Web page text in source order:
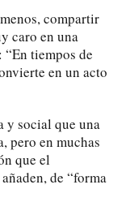
compartir
caro en una
tiempos de
en un acto
y social que una
pero en muchas
que el
de “forma